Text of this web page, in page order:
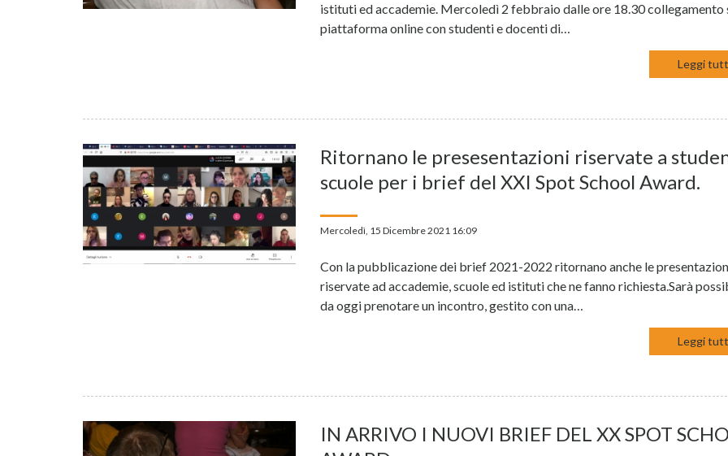
istituti ed accademie. Mercoledì 2 febbraio dalle ore 18.30 collegamento
piattaforma online con studenti e docenti di…
Leggi
Ritornano le presesentazioni riservate a
scuole per i brief del XXI Spot School Award.
Mercoledì, 15 Dicembre 2021 16:09
Con la pubblicazione dei brief 2021-2022 ritornano anche le
riservate ad accademie, scuole ed istituti che ne fanno richiesta.Sarà
da oggi prenotare un incontro, gestito con una…
Leggi
IN ARRIVO I NUOVI BRIEF DEL XX SPOT